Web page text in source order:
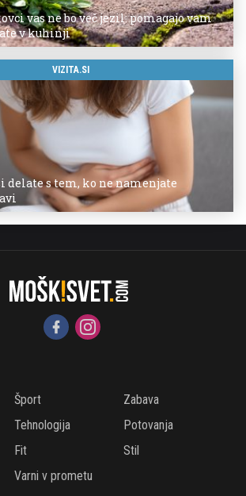
vas ne bo več jezil: pomagajo vam
v kuhinji
VIZITA.SI
delate s tem, ko ne namenjate
Šport
Zabava
Tehnologija
Potovanja
Fit
Stil
Varni v prometu